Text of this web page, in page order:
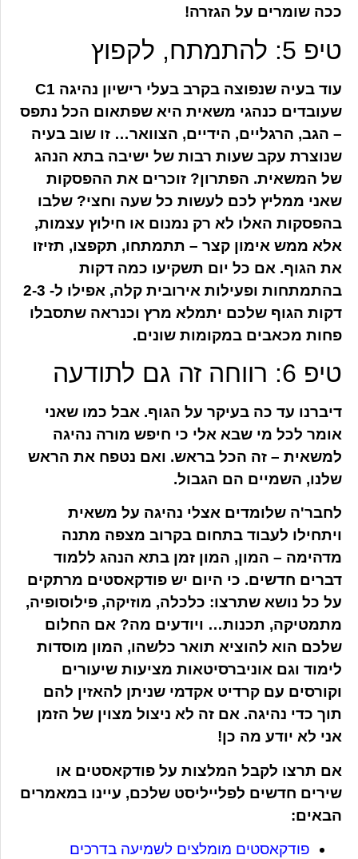
ככה שומרים על הגזרה!
טיפ 5: להתמתח, לקפוץ
עוד בעיה שנפוצה בקרב בעלי רישיון נהיגה C1
שעובדים כנהגי משאית היא שפתאום הכל נתפס
– הגב, הרגליים, הידיים, הצוואר… זו שוב בעיה
שנוצרת עקב שעות רבות של ישיבה בתא הנהג
של המשאית. הפתרון? זוכרים את ההפסקות
שאני ממליץ לכם לעשות כל שעה וחצי? שלבו
בהפסקות האלו לא רק נמנום או חילוץ עצמות,
אלא ממש אימון קצר – תתמתחו, תקפצו, תזיזו
את הגוף. אם כל יום תשקיעו כמה דקות
בהתמתחות ופעילות אירובית קלה, אפילו ל- 2-3
דקות הגוף שלכם יתמלא מרץ וכנראה שתסבלו
פחות מכאבים במקומות שונים.
טיפ 6: רווחה זה גם לתודעה
דיברנו עד כה בעיקר על הגוף. אבל כמו שאני
אומר לכל מי שבא אלי כי חיפש מורה נהיגה
למשאית – זה הכל בראש. ואם נטפח את הראש
שלנו, השמיים הם הגבול.
לחבר'ה שלומדים אצלי נהיגה על משאית
ויתחילו לעבוד בתחום בקרוב מצפה מתנה
מדהימה – המון, המון זמן בתא הנהג ללמוד
דברים חדשים. כי היום יש פודקאסטים מרתקים
על כל נושא שתרצו: כלכלה, מוזיקה, פילוסופיה,
מתמטיקה, תכנות… ויודעים מה? אם החלום
שלכם הוא להוציא תואר כלשהו, המון מוסדות
לימוד וגם אוניברסיטאות מציעות שיעורים
וקורסים עם קרדיט אקדמי שניתן להאזין להם
תוך כדי נהיגה. אם זה לא ניצול מצוין של הזמן
אני לא יודע מה כן!
אם תרצו לקבל המלצות על פודקאסטים או
שירים חדשים לפלייליסט שלכם, עיינו במאמרים
הבאים:
פודקאסטים מומלצים לשמיעה בדרכים